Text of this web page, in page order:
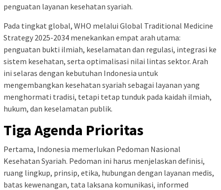
penguatan layanan kesehatan syariah.
Pada tingkat global, WHO melalui Global Traditional Medicine
Strategy 2025-2034 menekankan empat arah utama:
penguatan bukti ilmiah, keselamatan dan regulasi, integrasi ke
sistem kesehatan, serta optimalisasi nilai lintas sektor. Arah
ini selaras dengan kebutuhan Indonesia untuk
mengembangkan kesehatan syariah sebagai layanan yang
menghormati tradisi, tetapi tetap tunduk pada kaidah ilmiah,
hukum, dan keselamatan publik.
Tiga Agenda Prioritas
Pertama, Indonesia memerlukan Pedoman Nasional
Kesehatan Syariah. Pedoman ini harus menjelaskan definisi,
ruang lingkup, prinsip, etika, hubungan dengan layanan medis,
batas kewenangan, tata laksana komunikasi, informed